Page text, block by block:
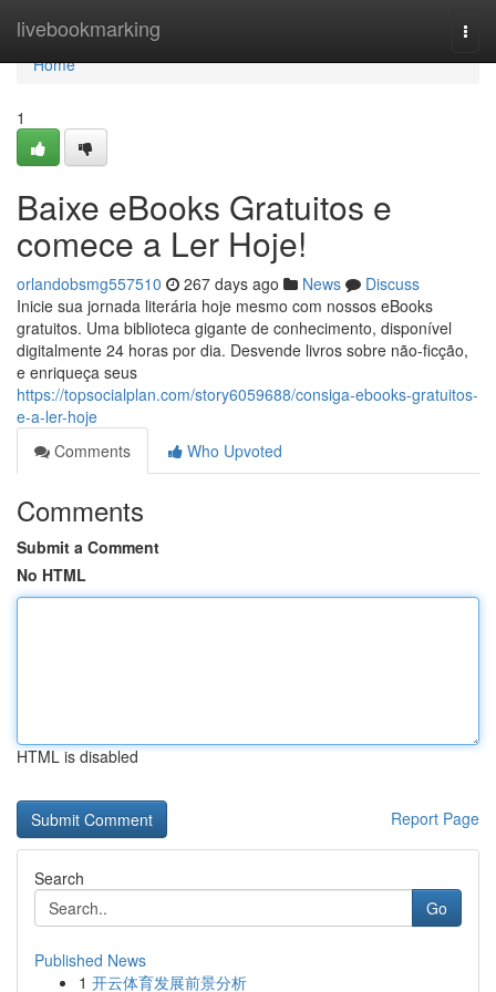
livebookmarking
Home
Home
1
Baixe eBooks Gratuitos e
comece a Ler Hoje!
orlandobsmg557510 267 days ago News
Discuss
Inicie sua jornada literária hoje mesmo com nossos eBooks
gratuitos. Uma biblioteca gigante de conhecimento, disponível
digitalmente 24 horas por dia. Desvende livros sobre não-ficção,
e enriqueça seus
https://topsocialplan.com/story6059688/consiga-ebooks-gratuitos-
e-a-ler-hoje
Comments
Who Upvoted
Comments
Submit a Comment
No HTML
HTML is disabled
Report Page
Search
Go
Published News
1 开云体育发展前景分析